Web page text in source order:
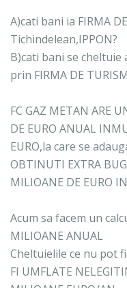
A)cati bani ia FIRMA
Tichindelean,IPPON?
B)cati bani se cheltuie
prin FIRMA DE
FC GAZ METAN ARE
DE EURO ANUAL
EURO,la care se
OBTINUTI EXTRA
MILIOANE DE EURO
Acum sa facem un
MILIOANE ANUAL
Cheltuielile ce nu pot
FI UMFLATE